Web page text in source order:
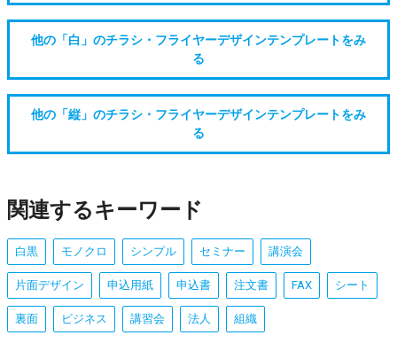
他の「白」のチラシ・フライヤーデザインテンプレートをみ
る
他の「縦」のチラシ・フライヤーデザインテンプレートをみ
る
関連するキーワード
白黒 モノクロ シンプル セミナー 講演会
片面デザイン 申込用紙 申込書 注文書 FAX シート
裏面 ビジネス 講習会 法人 組織